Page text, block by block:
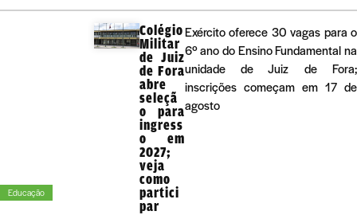
Educação
Colégio
Militar
de Juiz
de Fora
abre
seleçã
o para
ingress
o em
2027;
veja
como
partici
par
Exército oferece 30 vagas para o
6º ano do Ensino Fundamental na
unidade de Juiz de Fora;
inscrições começam em 17 de
agosto